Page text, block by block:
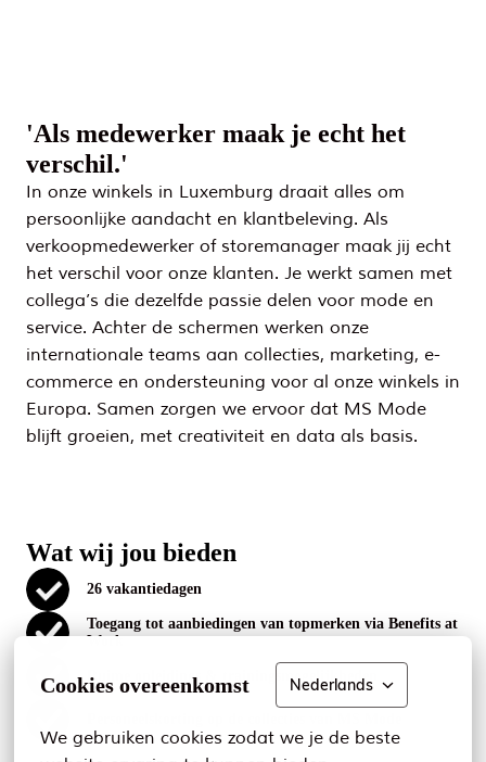
Cookies overeenkomst Nederlands
We gebruiken cookies zodat we je de beste
'Als medewerker maak je echt het
verschil.'
In onze winkels in Luxemburg draait alles om
persoonlijke aandacht en klantbeleving. Als
verkoopmedewerker of storemanager maak jij echt
het verschil voor onze klanten. Je werkt samen met
collega’s die dezelfde passie delen voor mode en
service. Achter de schermen werken onze
internationale teams aan collecties, marketing, e-
commerce en ondersteuning voor al onze winkels in
Europa. Samen zorgen we ervoor dat MS Mode
blijft groeien, met creativiteit en data als basis.
Wat wij jou bieden
26 vakantiedagen
Toegang tot aanbiedingen van topmerken via Benefits at
Work
Ruime opleidings & trainingsmogelijkheden